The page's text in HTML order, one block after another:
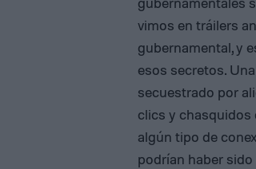
vimos en tráilers
gubernamental, y
esos secretos.
secuestrado por
clics y chasquidos
algún tipo de
podrían haber